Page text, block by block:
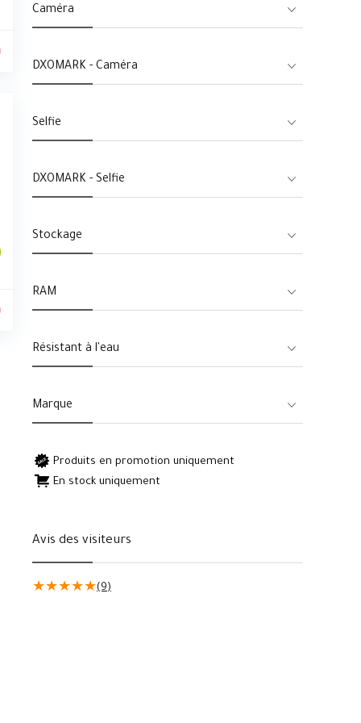
Caméra
DXOMARK - Caméra
Selfie
DXOMARK - Selfie
Stockage
RAM
Résistant à l'eau
Marque
Produits en promotion uniquement
En stock uniquement
Avis des visiteurs
★★★★★(9)